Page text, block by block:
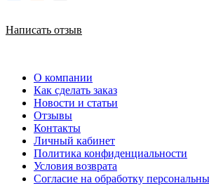
Написать отзыв
О компании
Как сделать заказ
Новости и статьи
Отзывы
Контакты
Личный кабинет
Политика конфиденциальности
Условия возврата
Согласие на обработку